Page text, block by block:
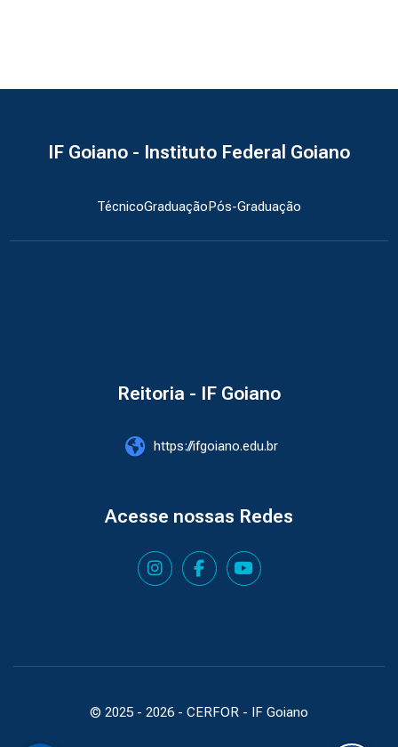
IF Goiano - Instituto Federal Goiano
TécnicoGraduaçãoPós-Graduação
Reitoria - IF Goiano
https://ifgoiano.edu.br
Acesse nossas Redes
© 2025 - 2026 - CERFOR - IF Goiano